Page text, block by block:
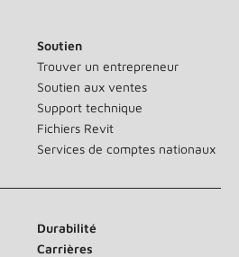
Soutien
Trouver un entrepreneur
Soutien aux ventes
Support technique
Fichiers Revit
Services de comptes nationaux
Durabilité
Carrières